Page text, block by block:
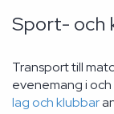
Sport- och
Transport till
evenemang i
lag och klubbar